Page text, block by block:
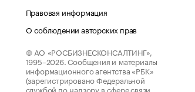
Правовая информация
О соблюдении авторских прав
© АО «РОСБИЗНЕСКОНСАЛТИНГ»,
1995–2026. Сообщения и материалы
информационного агентства «РБК»
(зарегистрировано Федеральной
службой по надзору в сфере связи,